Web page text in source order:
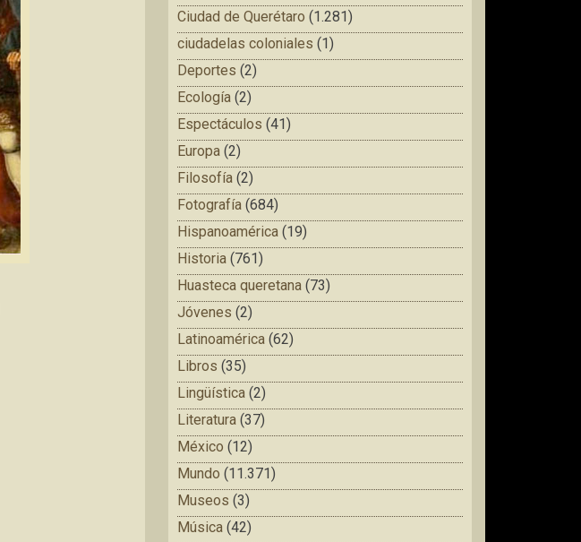
Ciudad de Querétaro (1.281)
ciudadelas coloniales (1)
Deportes (2)
Ecología (2)
Espectáculos (41)
Europa (2)
Filosofía (2)
Fotografía (684)
Hispanoamérica (19)
Historia (761)
Huasteca queretana (73)
Jóvenes (2)
Latinoamérica (62)
Libros (35)
Lingüística (2)
Literatura (37)
México (12)
Mundo (11.371)
Museos (3)
Música (42)